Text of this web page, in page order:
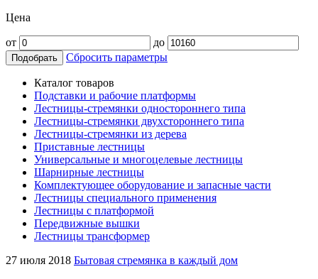
Цена
от до
Подобрать Сбросить параметры
Каталог товаров
Подставки и рабочие платформы
Лестницы-стремянки одностороннего типа
Лестницы-стремянки двухстороннего типа
Лестницы-стремянки из дерева
Приставные лестницы
Универсальные и многоцелевые лестницы
Шарнирные лестницы
Комплектующее оборудование и запасные части
Лестницы специального применения
Лестницы с платформой
Передвижные вышки
Лестницы трансформер
27 июля 2018 Бытовая стремянка в каждый дом